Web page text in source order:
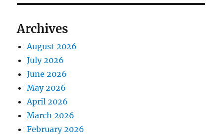
Archives
August 2026
July 2026
June 2026
May 2026
April 2026
March 2026
February 2026